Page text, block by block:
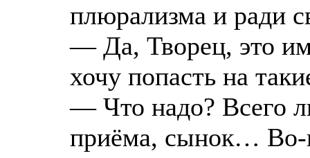
плюрализма и ради
— Да, Творец, это
хочу попасть на
— Что надо? Всего
приёма, сынок… Во-